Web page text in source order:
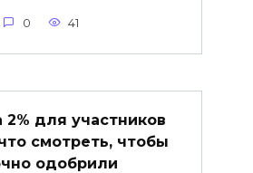
0 41
2% для участников
смотреть, чтобы
одобрили